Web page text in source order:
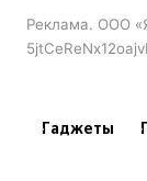
Реклама. ООО
Гаджеты